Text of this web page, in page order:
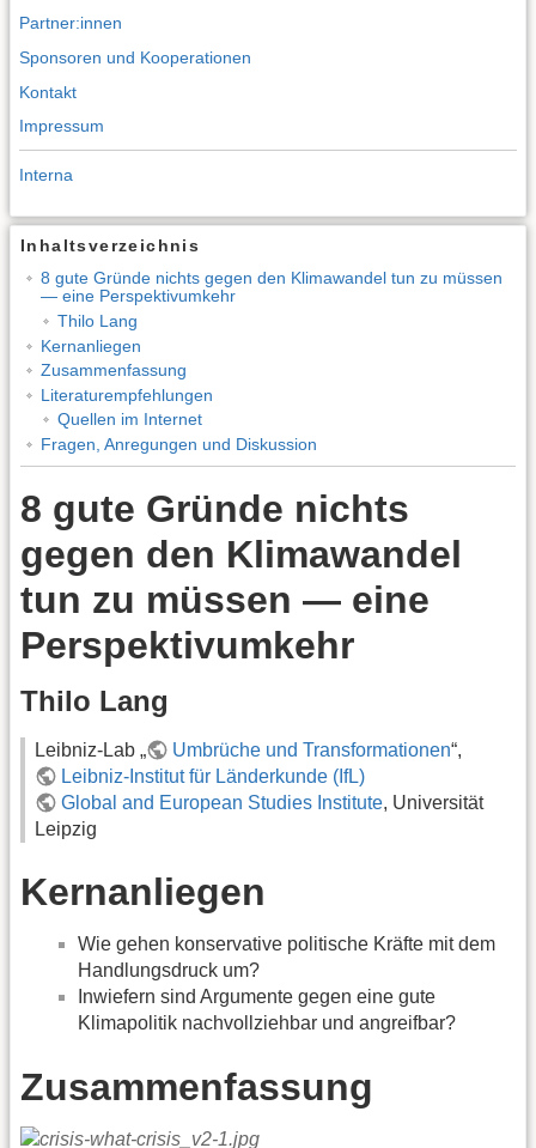
Partner:innen
Sponsoren und Kooperationen
Kontakt
Impressum
Interna
Inhaltsverzeichnis
8 gute Gründe nichts gegen den Klimawandel tun zu müssen
— eine Perspektivumkehr
Thilo Lang
Kernanliegen
Zusammenfassung
Literaturempfehlungen
Quellen im Internet
Fragen, Anregungen und Diskussion
8 gute Gründe nichts
gegen den Klimawandel
tun zu müssen — eine
Perspektivumkehr
Thilo Lang
Leibniz-Lab „ Umbrüche und Transformationen“,
Leibniz-Institut für Länderkunde (IfL)
Global and European Studies Institute, Universität
Leipzig
Kernanliegen
Wie gehen konservative politische Kräfte mit dem
Handlungsdruck um?
Inwiefern sind Argumente gegen eine gute
Klimapolitik nachvollziehbar und angreifbar?
Zusammenfassung